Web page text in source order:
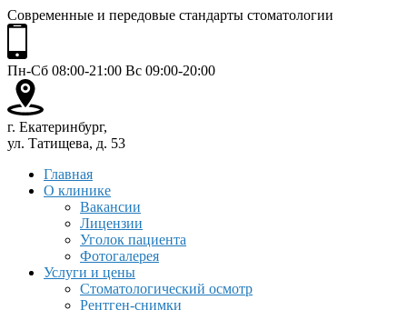
Современные и передовые стандарты стоматологии
Пн-Сб 08:00-21:00 Вс 09:00-20:00
г. Екатеринбург,
ул. Татищева, д. 53
Главная
О клинике
Вакансии
Лицензии
Уголок пациента
Фотогалерея
Услуги и цены
Стоматологический осмотр
Рентген-снимки